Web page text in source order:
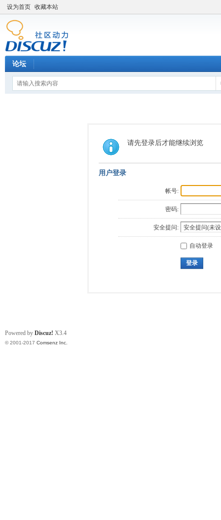
设为首页 收藏本站
论坛
请先登录后才能继续浏览
用户登录
帐号:
密码:
安全提问:
自动登录
登录
Powered by Discuz! X3.4
© 2001-2017 Comsenz Inc.